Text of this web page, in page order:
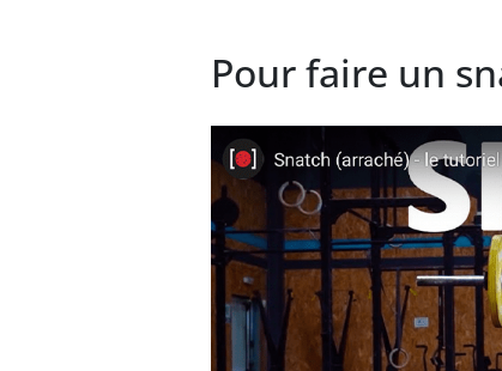
Pour faire un